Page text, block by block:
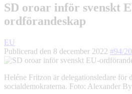
SD oroar inför svenskt
ordförandeskap
EU
Publicerad den 8 december 2022 #94/
Heléne Fritzon är delegationsledare för
socialdemokraterna. Foto: Alexander